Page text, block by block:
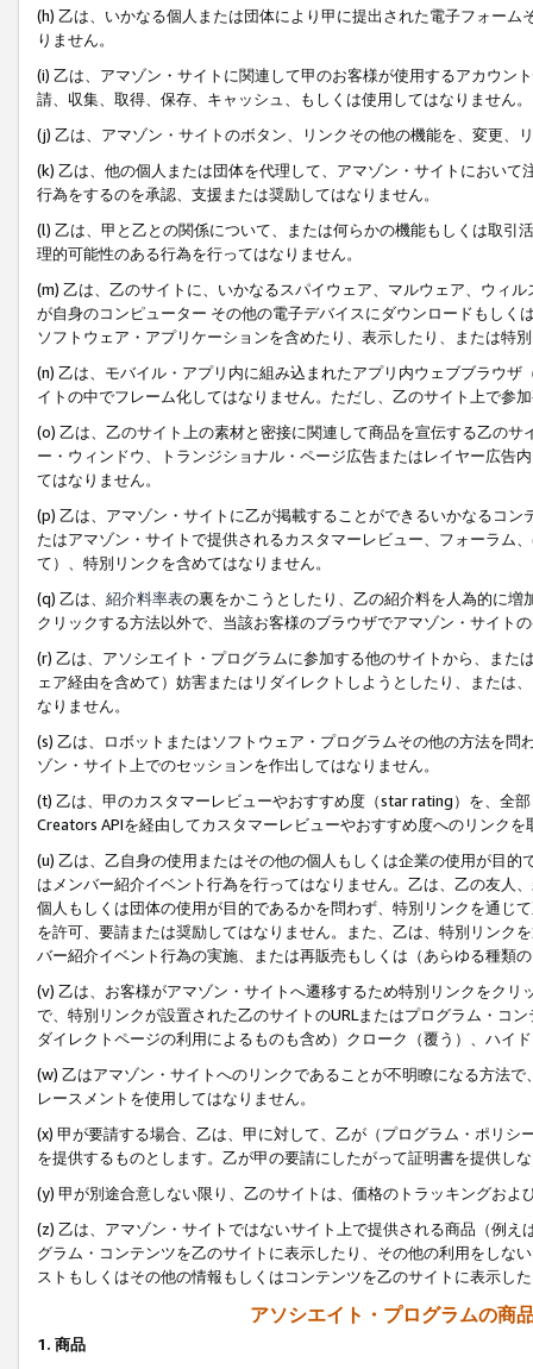
(h) 乙は、いかなる個人または団体により甲に提出された電子フォー
りません。
(i) 乙は、アマゾン・サイトに関連して甲のお客様が使用するアカウン
請、収集、取得、保存、キャッシュ、もしくは使用してはなりません。
(j) 乙は、アマゾン・サイトのボタン、リンクその他の機能を、変更、
(k) 乙は、他の個人または団体を代理して、アマゾン・サイトにおい
行為をするのを承認、支援または奨励してはなりません。
(l) 乙は、甲と乙との関係について、または何らかの機能もしくは取
理的可能性のある行為を行ってはなりません。
(m) 乙は、乙のサイトに、いかなるスパイウェア、マルウェア、ウィ
が自身のコンピューター その他の電子デバイスにダウンロードもし
ソフトウェア・アプリケーションを含めたり、表示したり、または特
(n) 乙は、モバイル・アプリ内に組み込まれたアプリ内ウェブブラウ
イトの中でフレーム化してはなりません。ただし、乙のサイト上で参
(o) 乙は、乙のサイト上の素材と密接に関連して商品を宣伝する乙の
ー・ウィンドウ、トランジショナル・ページ広告またはレイヤー広告
てはなりません。
(p) 乙は、アマゾン・サイトに乙が掲載することができるいかなるコ
たはアマゾン・サイトで提供されるカスタマーレビュー、フォーラム
て）、特別リンクを含めてはなりません。
(q) 乙は、 紹介料率表の裏をかこうとしたり、乙の紹介料を人為的に
クリックする方法以外で、当該お客様のブラウザでアマゾン・サイト
(r) 乙は、アソシエイト・プログラムに参加する他のサイトから、ま
ェア経由を含めて）妨害またはリダイレクトしようとしたり、または
なりません。
(s) 乙は、ロボットまたはソフトウェア・プログラムその他の方法を
ゾン・サイト上でのセッションを作出してはなりません。
(t) 乙は、甲のカスタマーレビューやおすすめ度（star rating）を、全
Creators APIを経由してカスタマーレビューやおすすめ度へのリンクを
(u) 乙は、乙自身の使用またはその他の個人もしくは企業の使用が目
はメンバー紹介イベント行為を行ってはなりません。乙は、乙の友人
個人もしくは団体の使用が目的であるかを問わず、特別リンクを通じ
を許可、要請または奨励してはなりません。また、乙は、特別リンク
バー紹介イベント行為の実施、または再販売もしくは（あらゆる種類
(v) 乙は、お客様がアマゾン・サイトへ遷移するため特別リンクをク
で、特別リンクが設置された乙のサイトのURLまたはプログラム・コ
ダイレクトページの利用によるものも含め）クローク（覆う）、ハイ
(w) 乙はアマゾン・サイトへのリンクであることが不明瞭になる方法
レースメントを使用してはなりません。
(x) 甲が要請する場合、乙は、甲に対して、乙が（プログラム・ポリ
を提供するものとします。乙が甲の要請にしたがって証明書を提供し
(y) 甲が別途合意しない限り、乙のサイトは、価格のトラッキングお
(z) 乙は、アマゾン・サイトではないサイト上で提供される商品（例
グラム・コンテンツを乙のサイトに表示したり、その他の利用をしな
ストもしくはその他の情報もしくはコンテンツを乙のサイトに表示し
アソシエイト・プログラムの商
1. 商品